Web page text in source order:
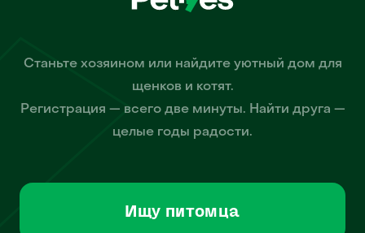
Станьте хозяином или найдите уютный дом для
щенков и котят.
Регистрация — всего две минуты. Найти друга —
целые годы радости.
Ищу питомца